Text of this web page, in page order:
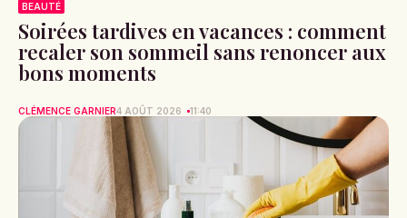
BEAUTÉ
Soirées tardives en vacances : comment
recaler son sommeil sans renoncer aux
bons moments
CLÉMENCE GARNIER4 AOÛT 2026 11:40